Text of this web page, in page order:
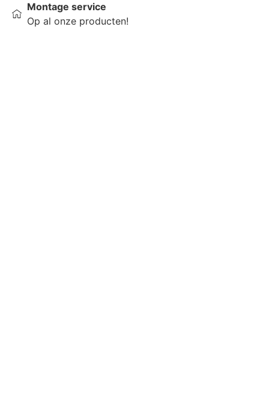
Montage service
Op al onze producten!